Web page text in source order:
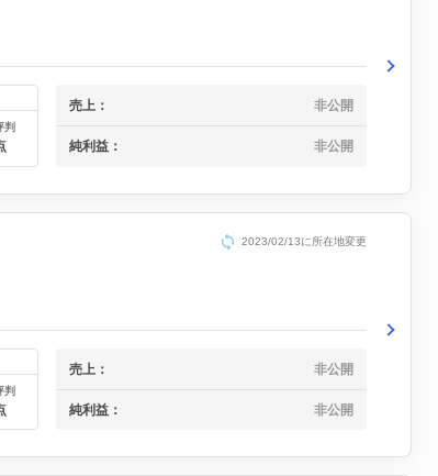
判
売上： 非公開
純利益： 非公開
2023/02/13に所在地変更
判
売上： 非公開
純利益： 非公開